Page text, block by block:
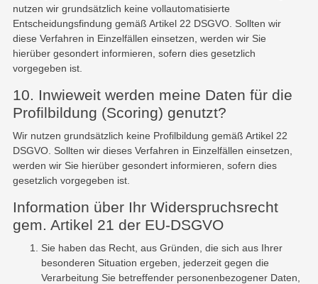
nutzen wir grundsätzlich keine vollautomatisierte
Entscheidungsfindung gemäß Artikel 22 DSGVO. Sollten wir
diese Verfahren in Einzelfällen einsetzen, werden wir Sie
hierüber gesondert informieren, sofern dies gesetzlich
vorgegeben ist.
10. Inwieweit werden meine Daten für die
Profilbildung (Scoring) genutzt?
Wir nutzen grundsätzlich keine Profilbildung gemäß Artikel 22
DSGVO. Sollten wir dieses Verfahren in Einzelfällen einsetzen,
werden wir Sie hierüber gesondert informieren, sofern dies
gesetzlich vorgegeben ist.
Information über Ihr Widerspruchsrecht
gem. Artikel 21 der EU-DSGVO
Sie haben das Recht, aus Gründen, die sich aus Ihrer
besonderen Situation ergeben, jederzeit gegen die
Verarbeitung Sie betreffender personenbezogener Daten,